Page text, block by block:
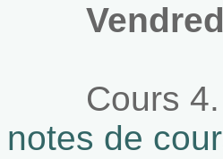
Cours 4.
notes de